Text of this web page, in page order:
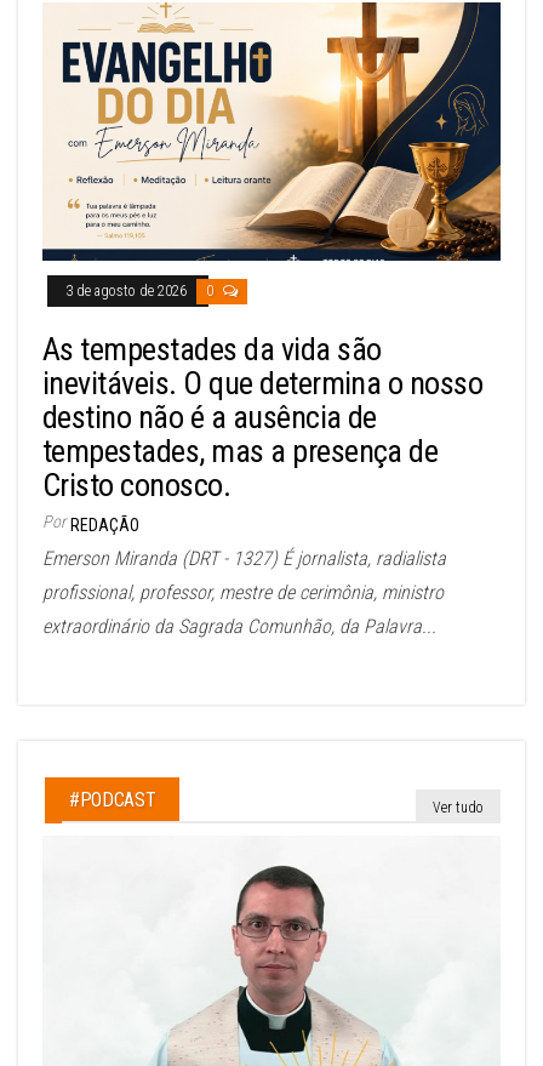
3 de agosto de 2026 0
As tempestades da vida são
inevitáveis. O que determina o nosso
destino não é a ausência de
tempestades, mas a presença de
Cristo conosco.
Por REDAÇÃO
Emerson Miranda (DRT - 1327) É jornalista, radialista
profissional, professor, mestre de cerimônia, ministro
extraordinário da Sagrada Comunhão, da Palavra...
#PODCAST Ver tudo